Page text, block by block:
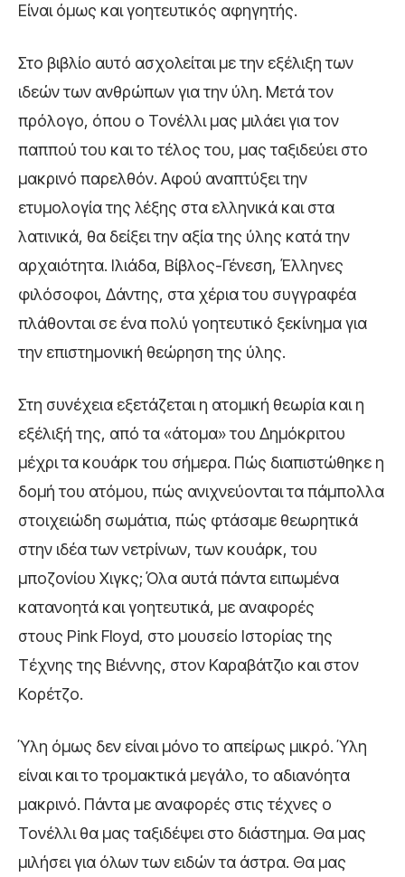
Είναι όμως και γοητευτικός αφηγητής.
Στο βιβλίο αυτό ασχολείται με την εξέλιξη των
ιδεών των ανθρώπων για την ύλη. Μετά τον
πρόλογο, όπου ο Τονέλλι μας μιλάει για τον
παππού του και το τέλος του, μας ταξιδεύει στο
μακρινό παρελθόν. Αφού αναπτύξει την
ετυμολογία της λέξης στα ελληνικά και στα
λατινικά, θα δείξει την αξία της ύλης κατά την
αρχαιότητα. Ιλιάδα, Βίβλος-Γένεση, Έλληνες
φιλόσοφοι, Δάντης, στα χέρια του συγγραφέα
πλάθονται σε ένα πολύ γοητευτικό ξεκίνημα για
την επιστημονική θεώρηση της ύλης.
Στη συνέχεια εξετάζεται η ατομική θεωρία και η
εξέλιξή της, από τα «άτομα» του Δημόκριτου
μέχρι τα κουάρκ του σήμερα. Πώς διαπιστώθηκε η
δομή του ατόμου, πώς ανιχνεύονται τα πάμπολλα
στοιχειώδη σωμάτια, πώς φτάσαμε θεωρητικά
στην ιδέα των νετρίνων, των κουάρκ, του
μποζονίου Χιγκς; Όλα αυτά πάντα ειπωμένα
κατανοητά και γοητευτικά, με αναφορές
στους Pink Floyd, στο μουσείο Ιστορίας της
Τέχνης της Βιέννης, στον Καραβάτζιο και στον
Κορέτζο.
Ύλη όμως δεν είναι μόνο το απείρως μικρό. Ύλη
είναι και το τρομακτικά μεγάλο, το αδιανόητα
μακρινό. Πάντα με αναφορές στις τέχνες ο
Τονέλλι θα μας ταξιδέψει στο διάστημα. Θα μας
μιλήσει για όλων των ειδών τα άστρα. Θα μας